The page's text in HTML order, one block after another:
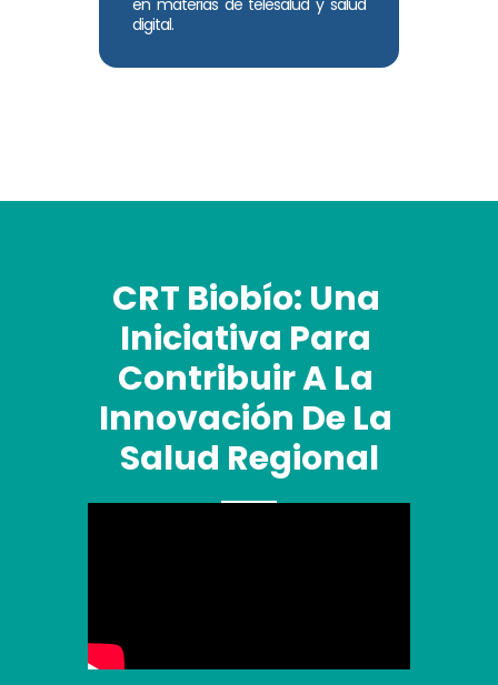
digital.
CRT Biobío: Una
Iniciativa Para
Contribuir A La
Innovación De La
Salud Regional